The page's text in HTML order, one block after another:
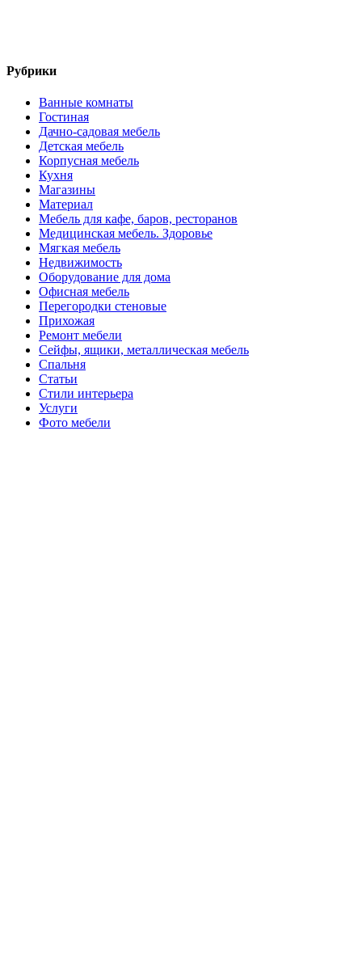
Рубрики
Ванные комнаты
Гостиная
Дачно-садовая мебель
Детская мебель
Корпусная мебель
Кухня
Магазины
Материал
Мебель для кафе, баров, ресторанов
Медицинская мебель. Здоровье
Мягкая мебель
Недвижимость
Оборудование для дома
Офисная мебель
Перегородки стеновые
Прихожая
Ремонт мебели
Сейфы, ящики, металлическая мебель
Спальня
Статьи
Стили интерьера
Услуги
Фото мебели